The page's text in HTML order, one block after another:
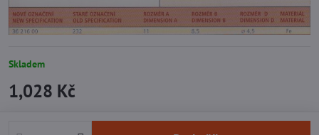
Skladem
1,028 Kč